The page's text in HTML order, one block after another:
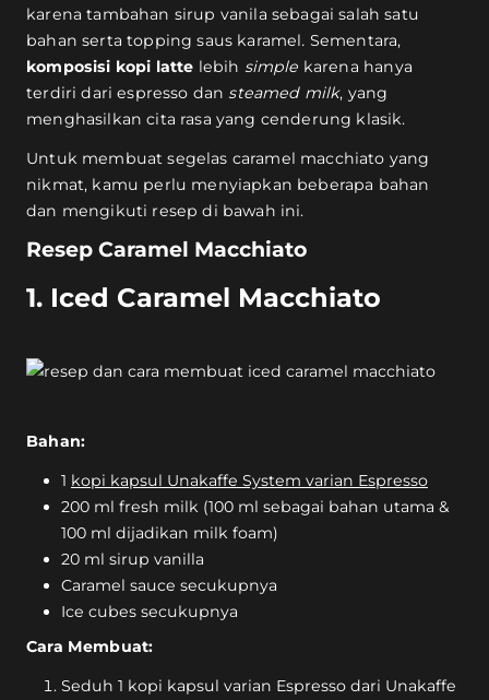
karena tambahan sirup vanila sebagai salah satu
bahan serta topping saus karamel. Sementara,
komposisi kopi latte lebih simple karena hanya
terdiri dari espresso dansteamed milk, yang
menghasilkan cita rasa yang cenderung klasik.
Untuk membuat segelas caramel macchiato yang
nikmat, kamu perlu menyiapkan beberapa bahan
dan mengikuti resep di bawah ini.
Resep Caramel Macchiato
1. Iced Caramel Macchiato
Bahan:
1 kopi kapsul Unakaffe System varian Espresso
200 ml fresh milk (100 ml sebagai bahan utama &
100 ml dijadikan milk foam)
20 ml sirup vanilla
Caramel sauce secukupnya
Ice cubes secukupnya
Cara Membuat:
Seduh 1 kopi kapsul varian Espresso dari Unakaffe